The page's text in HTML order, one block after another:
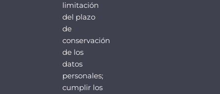
limitación
del plazo
de
conservación
de los
datos
personales;
cumplir los